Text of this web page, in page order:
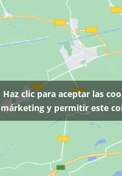
Haz clic para aceptar las
márketing y permitir este